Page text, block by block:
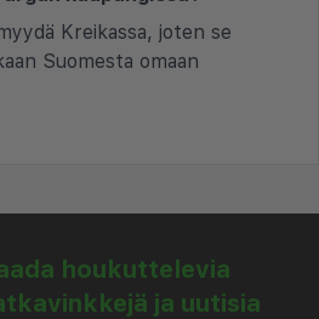
Kreikassa, joten se
Suomesta omaan
houkuttelevia
ja uutisia